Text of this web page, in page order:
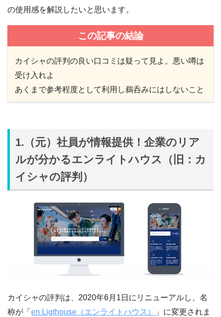
の使用感を解説したいと思います。
この記事の結論
カイシャの評判の良い口コミは疑って見よ。悪い噂は
受け入れよ
あくまで参考程度として利用し鵜呑みにはしないこと
1.（元）社員が情報提供！企業のリア
ルが分かるエンライトハウス（旧：カ
イシャの評判）
カイシャの評判は、2020年6月1日にリニューアルし、名
称が「 en Ligthouse（エンライトハウス）
」に変更されま